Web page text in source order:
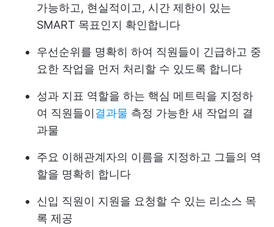
가능하고, 현실적이고, 시간 제한이 있는
SMART 목표인지 확인합니다
우선순위를 명확히 하여 직원들이 긴급하고 중
요한 작업을 먼저 처리할 수 있도록 합니다
성과 지표 역할을 하는 핵심 메트릭을 지정하
여 직원들이결과물 측정 가능한 새 작업의 결
과물
주요 이해관계자의 이름을 지정하고 그들의 역
할을 명확히 합니다
신입 직원이 지원을 요청할 수 있는 리소스 목
록 제공